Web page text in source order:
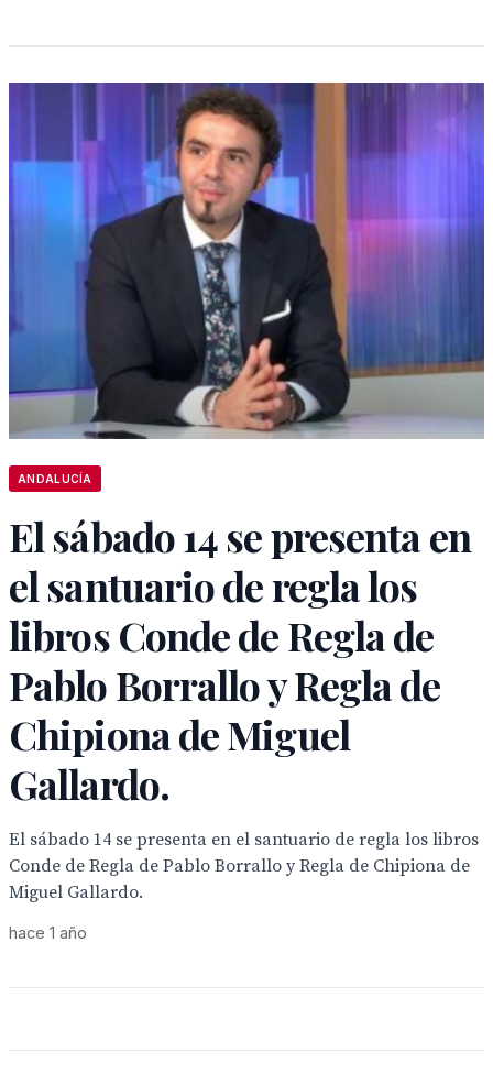
ANDALUCÍA
El sábado 14 se presenta en
el santuario de regla los
libros Conde de Regla de
Pablo Borrallo y Regla de
Chipiona de Miguel
Gallardo.
El sábado 14 se presenta en el santuario de regla los libros
Conde de Regla de Pablo Borrallo y Regla de Chipiona de
Miguel Gallardo.
hace 1 año